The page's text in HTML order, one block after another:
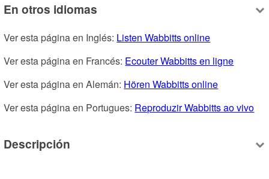
En otros idiomas
Ver esta página en Inglés: Listen Wabbitts online
Ver esta página en Francés: Ecouter Wabbitts en ligne
Ver esta página en Alemán: Hören Wabbitts online
Ver esta página en Portugues: Reproduzir Wabbitts ao vivo
Descripción